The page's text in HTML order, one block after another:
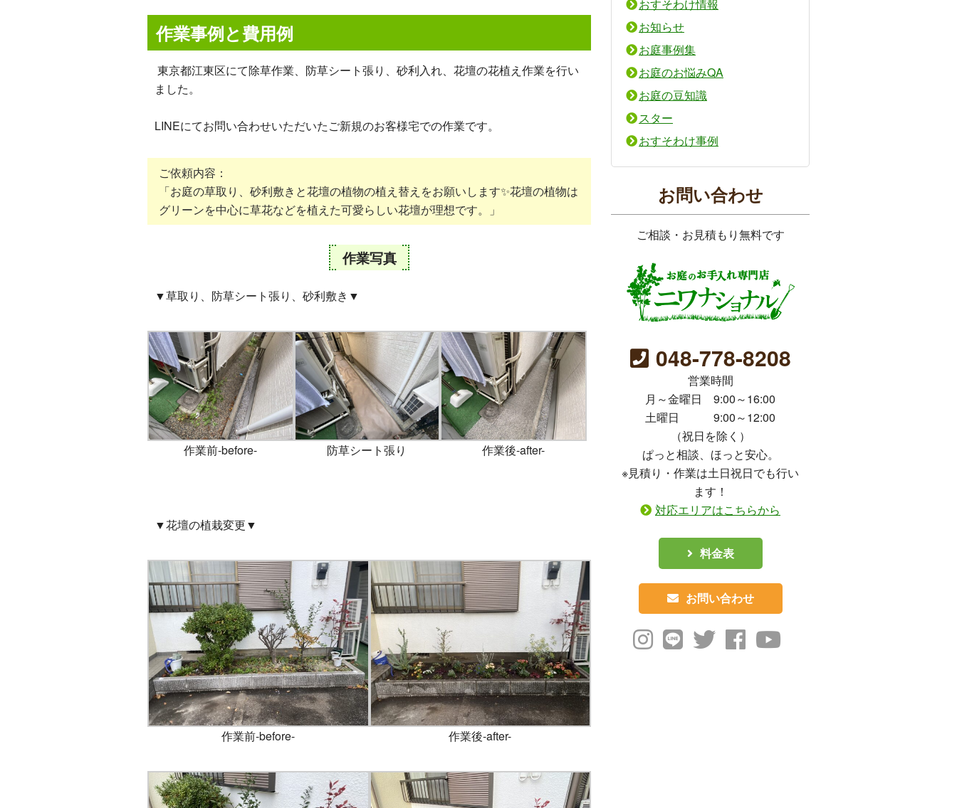
作業事例と費用例
東京都江東区にて除草作業、防草シート張り、砂利入れ、花壇の花植え作業を行い
ました。
LINEにてお問い合わせいただいたご新規のお客様宅での作業です。
ご依頼内容：
「お庭の草取り、砂利敷きと花壇の植物の植え替えをお願いします✨花壇の植物は
グリーンを中心に草花などを植えた可愛らしい花壇が理想です。」
作業写真
▼草取り、防草シート張り、砂利敷き▼
作業前-before- 防草シート張り 作業後-after-
▼花壇の植栽変更▼
作業前-before- 作業後-after-
おすそわけ情報
お知らせ
お庭事例集
お庭のお悩みQA
お庭の豆知識
スター
おすそわけ事例
お問い合わせ
ご相談・お見積もり無料です
048-778-8208
営業時間
月～金曜日 9:00～16:00
土曜日 9:00～12:00
（祝日を除く）
ぱっと相談、ほっと安心。
※見積り・作業は土日祝日でも行い
ます！
対応エリアはこちらから
料金表
お問い合わせ